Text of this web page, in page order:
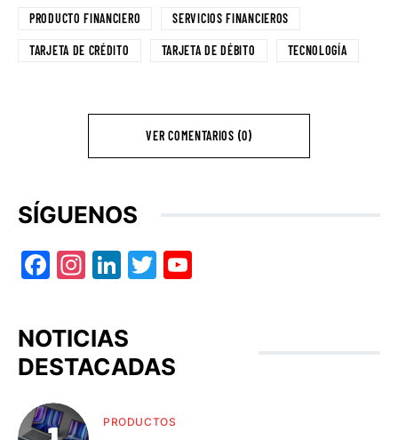
PRODUCTO FINANCIERO SERVICIOS FINANCIEROS
TARJETA DE CRÉDITO TARJETA DE DÉBITO TECNOLOGÍA
VER COMENTARIOS (0)
SÍGUENOS
Facebook
Instagram
LinkedIn
Twitter
NOTICIAS
DESTACADAS
PRODUCTOS